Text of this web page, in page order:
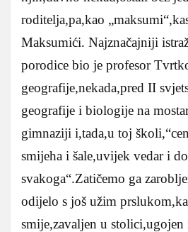
roditelja,pa,kao
Maksumići. Najznačajniji
porodice bio je profesor
geografije,nekada,pred II
geografije i biologije na
gimnaziji i,tada,u toj
smijeha i šale,uvijek vedar i
svakoga“.Zatičemo ga
odijelo s još užim
smije,zavaljen u stolici,ugojen